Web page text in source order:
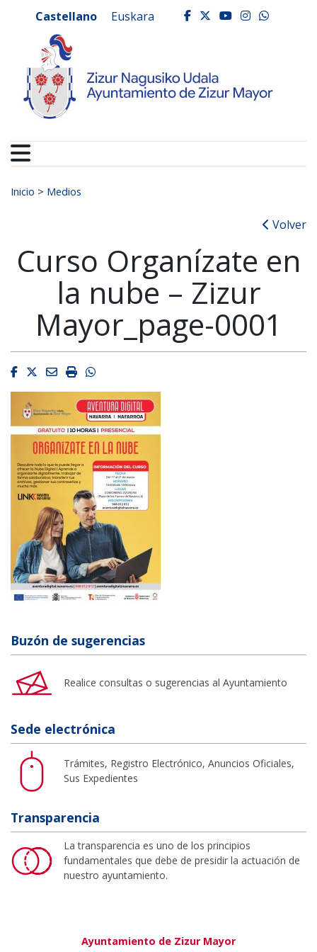
Ayuntamiento de
Castellano Euskara facebook
twitter
youtube
Buscar:
Inicio > Medios
Volver
Curso Organízate en
la nube – Zizur
Mayor_page-0001
Facebook
Twitter
EmailImprimirWhatsapp
Buzón de sugerencias
Realice consultas o sugerencias al Ayuntamiento
Sede electrónica
Trámites, Registro Electrónico, Anuncios Oficiales,
Sus Expedientes
Transparencia
La transparencia es uno de los principios
fundamentales que debe de presidir la actuación de
nuestro ayuntamiento.
Ayuntamiento de Zizur Mayor